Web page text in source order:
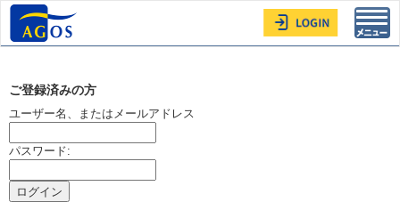
ご登録済みの方
ユーザー名、またはメールアドレス
パスワード: